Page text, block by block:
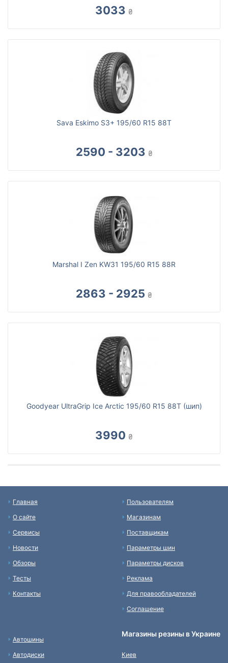
3033 ₴
Sava Eskimo S3+ 195/60 R15 88T
2590 - 3203 ₴
Marshal I Zen KW31 195/60 R15 88R
2863 - 2925 ₴
Goodyear UltraGrip Ice Arctic 195/60 R15 88T (шип)
3990 ₴
Главная
О сайте
Сервисы
Новости
Обзоры
Тесты
Контакты
Пользователям
Магазинам
Поставщикам
Параметры шин
Параметры дисков
Реклама
Для правообладателей
Соглашение
Автошины
Автодиски
Магазины резины в Украине
Киев